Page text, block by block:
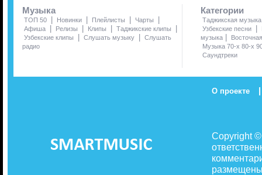
Музыка
ТОП 50 | Новинки | Плейлисты | Чарты |
Афиша | Релизы | Клипы | Таджикские клипы |
Узбекские клипы | Слушать музыку | Слушать
радио
Категории
Таджикская музыка
Узбекские песни
|
музыка |
Музыка 70-х 80-х
Саундтреки
О проекте |
Copyright
размещены